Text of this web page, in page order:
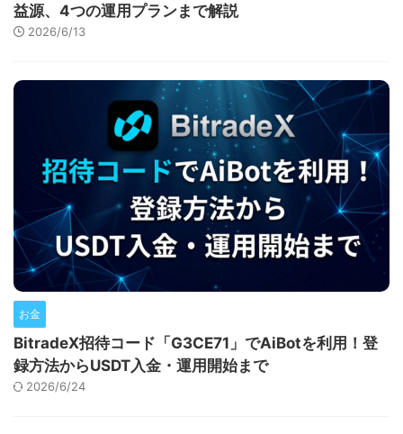
益源、4つの運用プランまで解説
2026/6/13
お金
BitradeX招待コード「G3CE71」でAiBotを利用！登
録方法からUSDT入金・運用開始まで
2026/6/24